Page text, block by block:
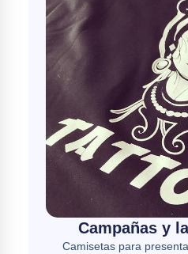
Campañas y
Camisetas para